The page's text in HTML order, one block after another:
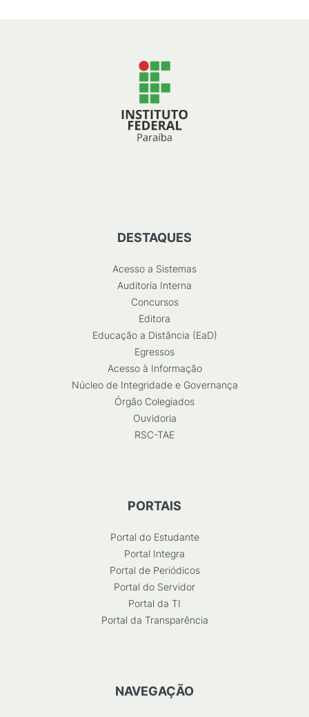
DESTAQUES
Acesso a Sistemas
Auditoria Interna
Concursos
Editora
Educação a Distância (EaD)
Egressos
Acesso à Informação
Núcleo de Integridade e Governança
Órgão Colegiados
Ouvidoria
RSC-TAE
PORTAIS
Portal do Estudante
Portal Integra
Portal de Periódicos
Portal do Servidor
Portal da TI
Portal da Transparência
NAVEGAÇÃO